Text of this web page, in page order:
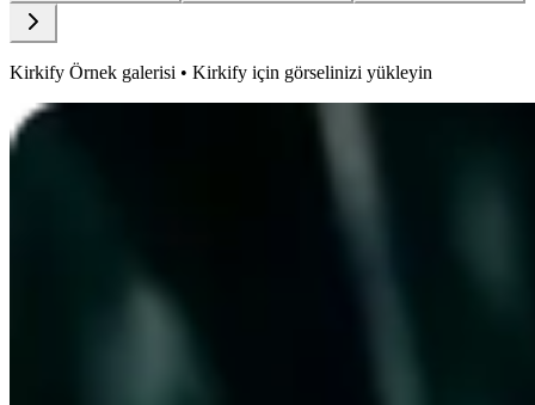
Kirkify Örnek galerisi • Kirkify için görselinizi yükleyin